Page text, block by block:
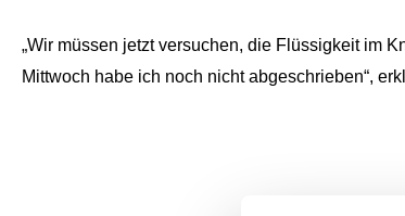
„Wir müssen jetzt versuchen, die Flüssigkeit im
Mittwoch habe ich noch nicht abgeschrieben“,